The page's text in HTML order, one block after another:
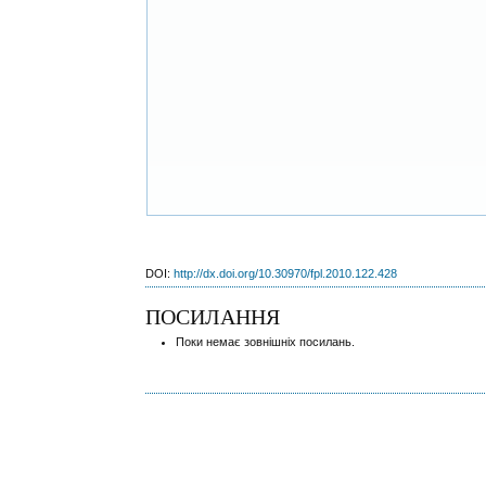
DOI:http://dx.doi.org/10.30970/fpl.2010.122.428
ПОСИЛАННЯ
Поки немає зовнішніх посилань.